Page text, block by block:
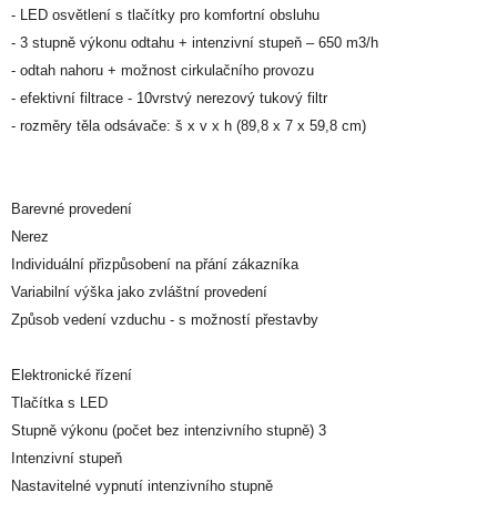
- LED osvětlení s tlačítky pro komfortní obsluhu
- 3 stupně výkonu odtahu + intenzivní stupeň – 650 m3/h
- odtah nahoru + možnost cirkulačního provozu
- efektivní filtrace - 10vrstvý nerezový tukový filtr
- rozměry těla odsávače: š x v x h (89,8 x 7 x 59,8 cm)
Barevné provedení
Nerez
Individuální přizpůsobení na přání zákazníka
Variabilní výška jako zvláštní provedení
Způsob vedení vzduchu - s možností přestavby
Elektronické řízení
Tlačítka s LED
Stupně výkonu (počet bez intenzivního stupně) 3
Intenzivní stupeň
Nastavitelné vypnutí intenzivního stupně